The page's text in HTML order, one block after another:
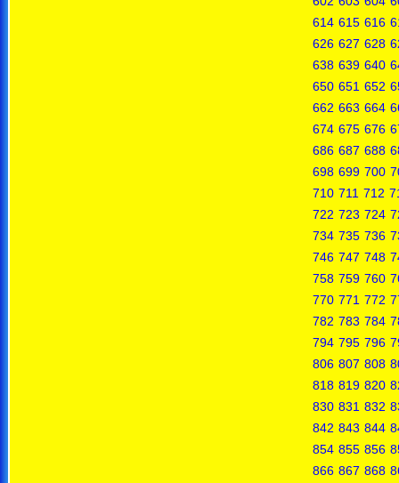
614 615 616
626 627 628
638 639 640
650 651 652
662 663 664
674 675 676
686 687 688
698 699 700
710 711 712
722 723 724
734 735 736
746 747 748
758 759 760
770 771 772
782 783 784
794 795 796
806 807 808
818 819 820
830 831 832
842 843 844
854 855 856
866 867 868